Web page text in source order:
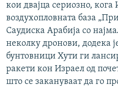
кои двајца сериозно, кога
воздухопловната база
Саудиска Арабија со
неколку дронови, додека
бунтовници Хути ги
ракети кон Израел од
што се закануваат да го